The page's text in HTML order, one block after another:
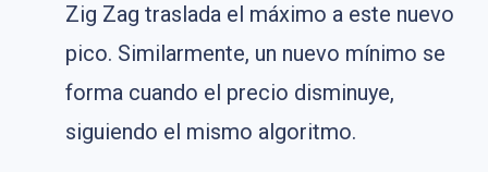
Zig Zag traslada el máximo a este nuevo
pico. Similarmente, un nuevo mínimo se
forma cuando el precio disminuye,
siguiendo el mismo algoritmo.